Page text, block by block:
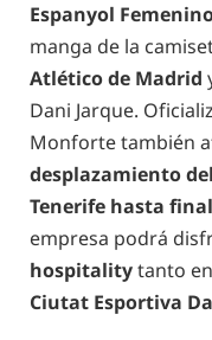
Espanyol
manga de la
Atlético de Madrid
Dani Jarque.
Monforte también
desplazamiento
Tenerife hasta
empresa podrá
hospitalitytanto
Ciutat Esportiva